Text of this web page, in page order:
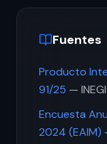
Fuentes
Producto
91/25 — INEGI
Encuesta
2024 (EAIM)